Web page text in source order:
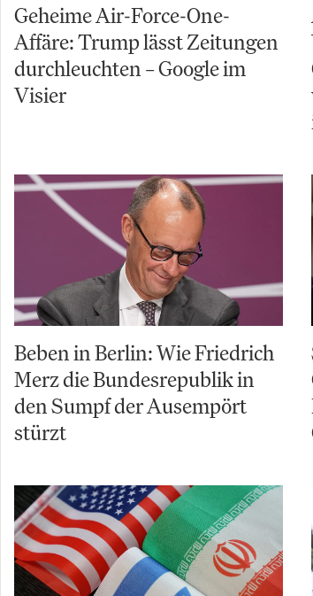
Geheime Air-Force-One-
Affäre: Trump lässt Zeitungen
durchleuchten – Google im
Visier
Beben in Berlin: Wie Friedrich
Merz die Bundesrepublik in
den Sumpf der Ausempört
stürzt